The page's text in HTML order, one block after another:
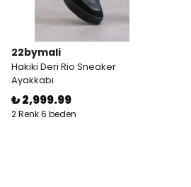
22bymali
Hakiki Deri Rio Sneaker
Ayakkabı
₺ 2,999.99
2 Renk 6 beden